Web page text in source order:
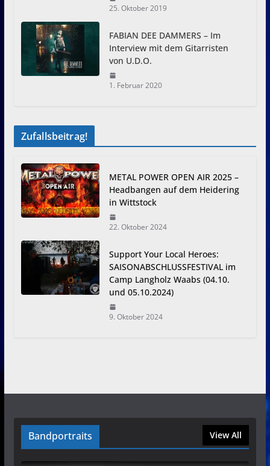
25. Oktober 2019
FABIAN DEE DAMMERS – Im
Interview mit dem Gitarristen
von U.D.O.
1. Februar 2020
Zufallsbeitrag!
METAL POWER OPEN AIR 2025 –
Headbangen auf dem Heidering
in Wittstock
22. Oktober 2024
Support Your Local Heroes:
SAISONABSCHLUSSFESTIVAL im
Camp Langholz Waabs (04.10.
und 05.10.2024)
9. Oktober 2024
Bandportraits View All